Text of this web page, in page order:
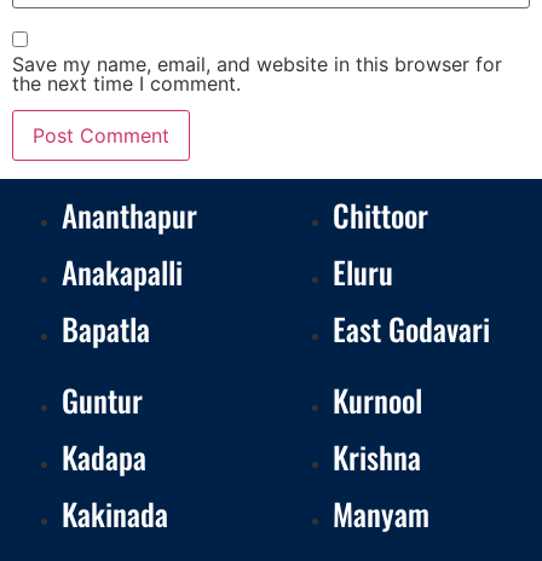
Save my name, email, and website in this browser for
the next time I comment.
Ananthapur
Anakapalli
Bapatla
Chittoor
Eluru
East Godavari
Guntur
Kadapa
Kakinada
Kurnool
Krishna
Manyam